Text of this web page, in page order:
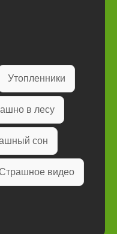
Утопленники
в лесу
сон
видео